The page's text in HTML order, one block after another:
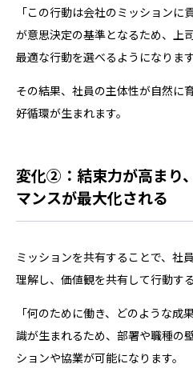
「この行動は会社のミッション
が意思決定の基準となるため、上
最適な行動を選べるようになります
その結果、社員の主体性が自然に
好循環が生まれます。
変化②：結束力が高まり
マンスが最大化される
ミッションを共有することで、社
理解し、価値観を共有して行動す
「何のために働き、どのような
識が生まれるため、部署や職種の
ションや協業が可能になります。